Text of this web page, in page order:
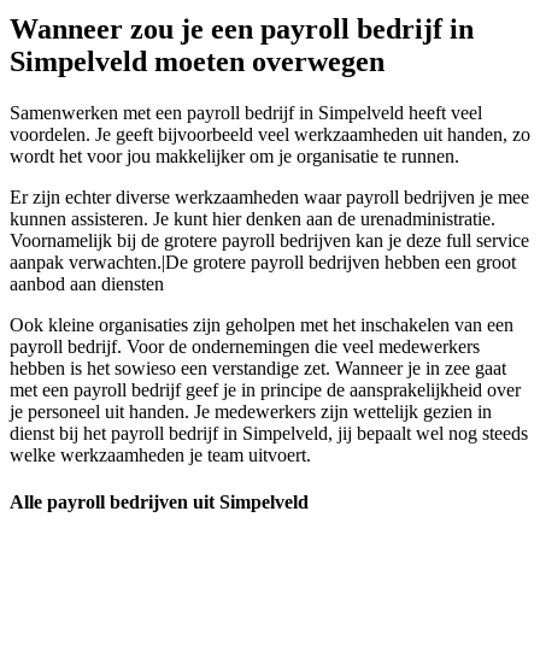
Wanneer zou je een payroll bedrijf in
Simpelveld moeten overwegen
Samenwerken met een payroll bedrijf in Simpelveld heeft veel
voordelen. Je geeft bijvoorbeeld veel werkzaamheden uit handen, zo
wordt het voor jou makkelijker om je organisatie te runnen.
Er zijn echter diverse werkzaamheden waar payroll bedrijven je mee
kunnen assisteren. Je kunt hier denken aan de urenadministratie.
Voornamelijk bij de grotere payroll bedrijven kan je deze full service
aanpak verwachten.|De grotere payroll bedrijven hebben een groot
aanbod aan diensten
Ook kleine organisaties zijn geholpen met het inschakelen van een
payroll bedrijf. Voor de ondernemingen die veel medewerkers
hebben is het sowieso een verstandige zet. Wanneer je in zee gaat
met een payroll bedrijf geef je in principe de aansprakelijkheid over
je personeel uit handen. Je medewerkers zijn wettelijk gezien in
dienst bij het payroll bedrijf in Simpelveld, jij bepaalt wel nog steeds
welke werkzaamheden je team uitvoert.
Alle payroll bedrijven uit Simpelveld